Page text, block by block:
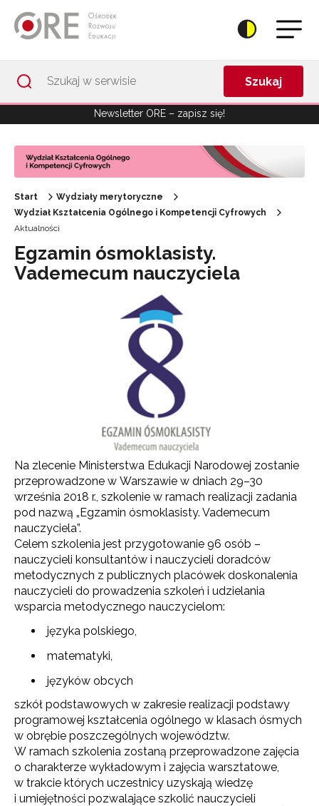
Szukaj
Newsletter ORE – zapisz się!
Start
Wydziały merytoryczne
Wydział Kształcenia Ogólnego i Kompetencji Cyfrowych
Aktualności
Egzamin ósmoklasisty.
Vademecum nauczyciela
Na zlecenie Ministerstwa Edukacji Narodowej zostanie
przeprowadzone w Warszawie w dniach 29–30
września 2018 r., szkolenie w ramach realizacji zadania
pod nazwą „Egzamin ósmoklasisty. Vademecum
nauczyciela”.
Celem szkolenia jest przygotowanie 96 osób –
nauczycieli konsultantów i nauczycieli doradców
metodycznych z publicznych placówek doskonalenia
nauczycieli do prowadzenia szkoleń i udzielania
wsparcia metodycznego nauczycielom:
języka polskiego,
matematyki,
języków obcych
szkół podstawowych w zakresie realizacji podstawy
programowej kształcenia ogólnego w klasach ósmych
w obrębie poszczególnych województw.
W ramach szkolenia zostaną przeprowadzone zajęcia
o charakterze wykładowym i zajęcia warsztatowe,
w trakcie których uczestnicy uzyskają wiedzę
i umiejętności pozwalające szkolić nauczycieli